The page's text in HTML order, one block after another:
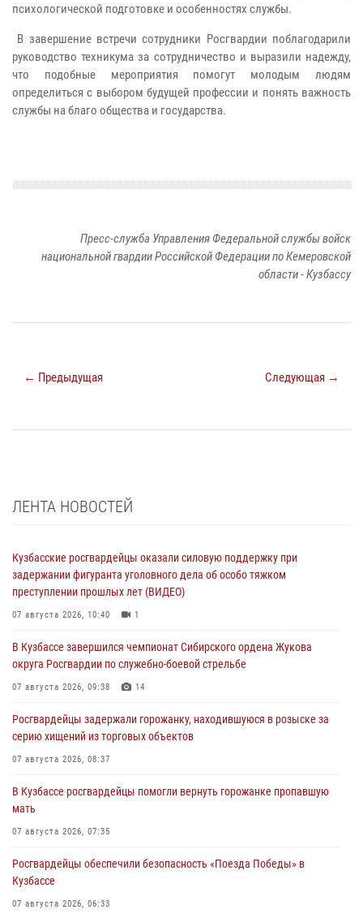
психологической подготовке и особенностях службы.
В завершение встречи сотрудники Росгвардии поблагодарили
руководство техникума за сотрудничество и выразили надежду,
что подобные мероприятия помогут молодым людям
определиться с выбором будущей профессии и понять важность
службы на благо общества и государства.
Пресс-служба Управления Федеральной службы войск
национальной гвардии Российской Федерации по Кемеровской
области - Кузбассу
← Предыдущая Следующая →
ЛЕНТА НОВОСТЕЙ
Кузбасские росгвардейцы оказали силовую поддержку при
задержании фигуранта уголовного дела об особо тяжком
преступлении прошлых лет (ВИДЕО)
07 августа 2026, 10:40 1
В Кузбассе завершился чемпионат Сибирского ордена Жукова
округа Росгвардии по служебно-боевой стрельбе
07 августа 2026, 09:38 14
Росгвардейцы задержали горожанку, находившуюся в розыске за
серию хищений из торговых объектов
07 августа 2026, 08:37
В Кузбассе росгвардейцы помогли вернуть горожанке пропавшую
мать
07 августа 2026, 07:35
Росгвардейцы обеспечили безопасность «Поезда Победы» в
Кузбассе
07 августа 2026, 06:33